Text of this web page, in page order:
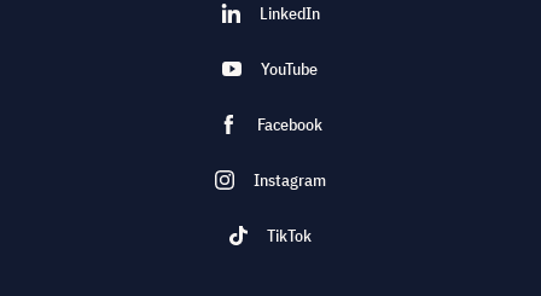
LinkedIn
YouTube
Facebook
Instagram
TikTok